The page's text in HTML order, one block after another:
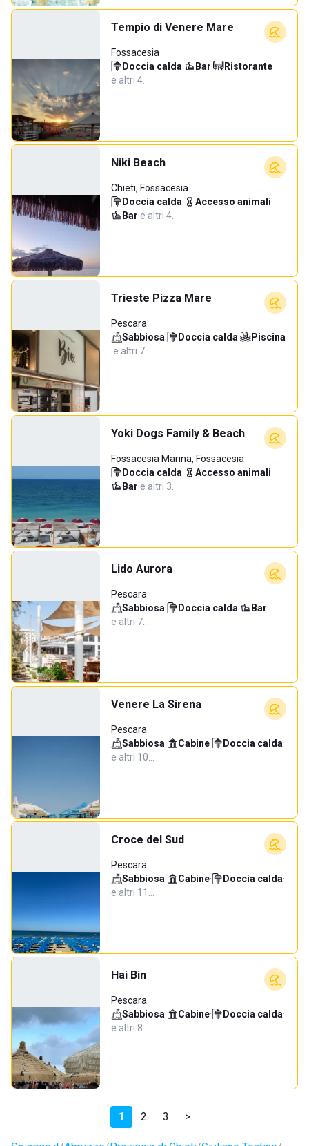
Tempio di Venere Mare
Fossacesia
Doccia calda· Bar· Ristorante·
e altri 4…
Niki Beach
Chieti, Fossacesia
Doccia calda· Accesso animali·
Bar·e altri 4…
Trieste Pizza Mare
Pescara
Sabbiosa· Doccia calda·
Piscina
·e altri 7…
Yoki Dogs Family & Beach
Fossacesia Marina, Fossacesia
Doccia calda· Accesso animali·
Bar·e altri 3…
Lido Aurora
Pescara
Sabbiosa· Doccia calda· Bar·
e altri 7…
Venere La Sirena
Pescara
Sabbiosa· Cabine· Doccia calda·
e altri 10…
Croce del Sud
Pescara
Sabbiosa· Cabine· Doccia calda·
e altri 11…
Hai Bin
Pescara
Sabbiosa· Cabine· Doccia calda·
e altri 8…
1 2 3 >